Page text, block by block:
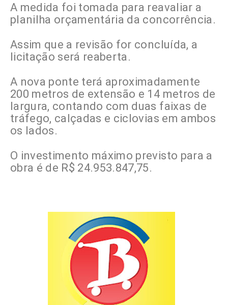
A medida foi tomada para reavaliar a
planilha orçamentária da concorrência.
Assim que a revisão for concluída, a
licitação será reaberta.
A nova ponte terá aproximadamente
200 metros de extensão e 14 metros de
largura, contando com duas faixas de
tráfego, calçadas e ciclovias em ambos
os lados.
O investimento máximo previsto para a
obra é de R$ 24.953.847,75.